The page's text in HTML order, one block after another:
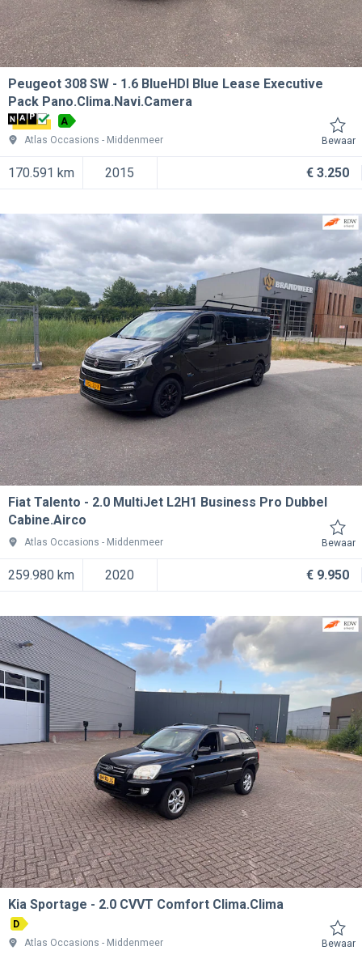
Peugeot 308 SW
1.6 BlueHDI Blue Lease Executive
Pack Pano.Clima.Navi.Camera
A
Atlas Occasions
Middenmeer Bewaar
170.591 km 2015 € 3.250
Fiat Talento
2.0 MultiJet L2H1 Business Pro Dubbel
Cabine.Airco
Atlas Occasions Middenmeer Bewaar
259.980 km 2020 € 9.950
Kia Sportage 2.0 CVVT Comfort Clima.Clima
D
Atlas Occasions
Middenmeer Bewaar